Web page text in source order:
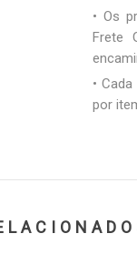
• Os
Frete
•
por